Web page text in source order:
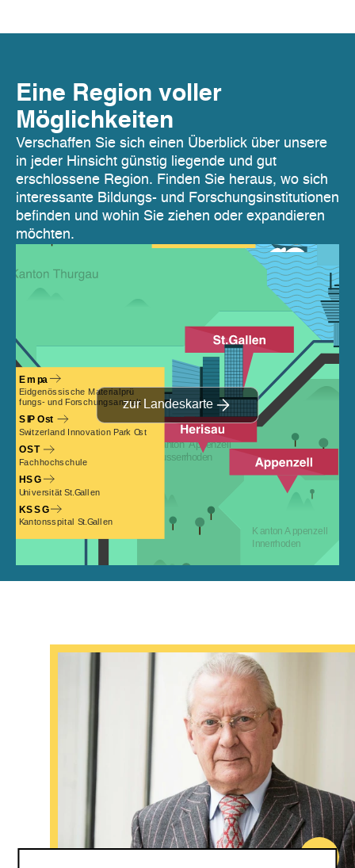
Eine Region voller
Möglichkeiten
Verschaffen Sie sich einen Überblick über unsere
in jeder Hinsicht günstig liegende und gut
erschlossene Region. Finden Sie heraus, wo sich
interessante Bildungs- und Forschungsinstitutionen
befinden und wohin Sie ziehen oder expandieren
möchten.
zur Landeskarte